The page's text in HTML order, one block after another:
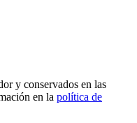
y conservados en las
en la política de